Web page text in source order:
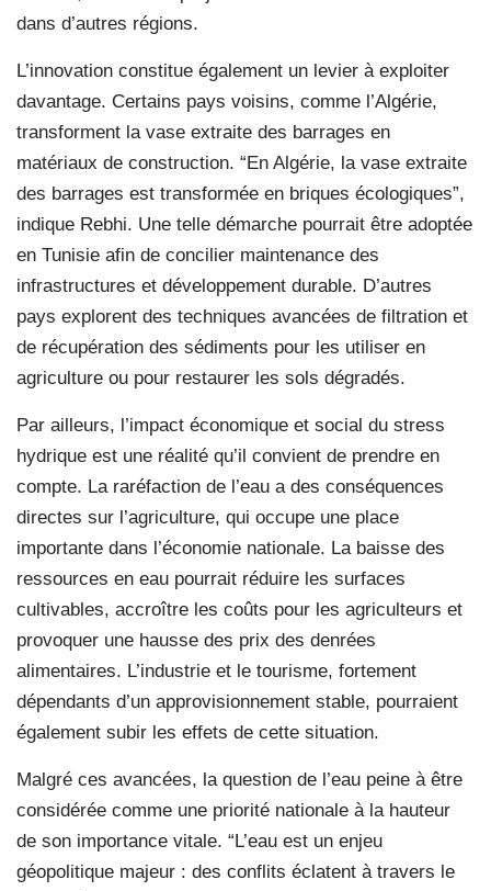
dans d’autres régions.
L’innovation constitue également un levier à exploiter
davantage. Certains pays voisins, comme l’Algérie,
transforment la vase extraite des barrages en
matériaux de construction. “En Algérie, la vase extraite
des barrages est transformée en briques écologiques”,
indique Rebhi. Une telle démarche pourrait être adoptée
en Tunisie afin de concilier maintenance des
infrastructures et développement durable. D’autres
pays explorent des techniques avancées de filtration et
de récupération des sédiments pour les utiliser en
agriculture ou pour restaurer les sols dégradés.
Par ailleurs, l’impact économique et social du stress
hydrique est une réalité qu’il convient de prendre en
compte. La raréfaction de l’eau a des conséquences
directes sur l’agriculture, qui occupe une place
importante dans l’économie nationale. La baisse des
ressources en eau pourrait réduire les surfaces
cultivables, accroître les coûts pour les agriculteurs et
provoquer une hausse des prix des denrées
alimentaires. L’industrie et le tourisme, fortement
dépendants d’un approvisionnement stable, pourraient
également subir les effets de cette situation.
Malgré ces avancées, la question de l’eau peine à être
considérée comme une priorité nationale à la hauteur
de son importance vitale. “L’eau est un enjeu
géopolitique majeur : des conflits éclatent à travers le